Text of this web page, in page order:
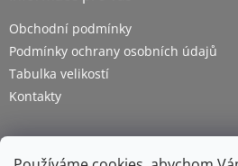
Obchodní podmínky
Podmínky ochrany osobních údajů
Tabulka velikostí
Kontakty